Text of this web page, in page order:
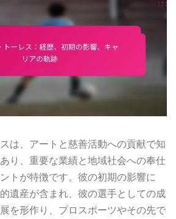
は、アートと慈善活動への貢献で知
り、重要な業績と地域社会への奉仕
トが特徴です。彼の初期の影響に
遺産が含まれ、彼の選手としての成
を形作り、プロスポーツやその先で